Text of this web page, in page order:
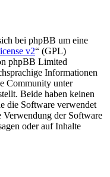
bei phpBB um eine
v2“ (GPL)
phpBB Limited
Informationen
Community unter
Beide haben keinen
die Software verwendet
Verwendung der Software
oder auf Inhalte